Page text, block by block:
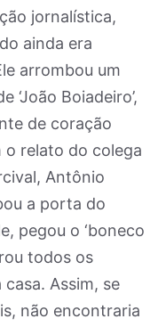
jornalística,
ainda era
arrombou um
‘João Boiadeiro’,
de coração
relato do colega
Antônio
a porta do
pegou o ‘boneco
todos os
Assim, se
não encontraria